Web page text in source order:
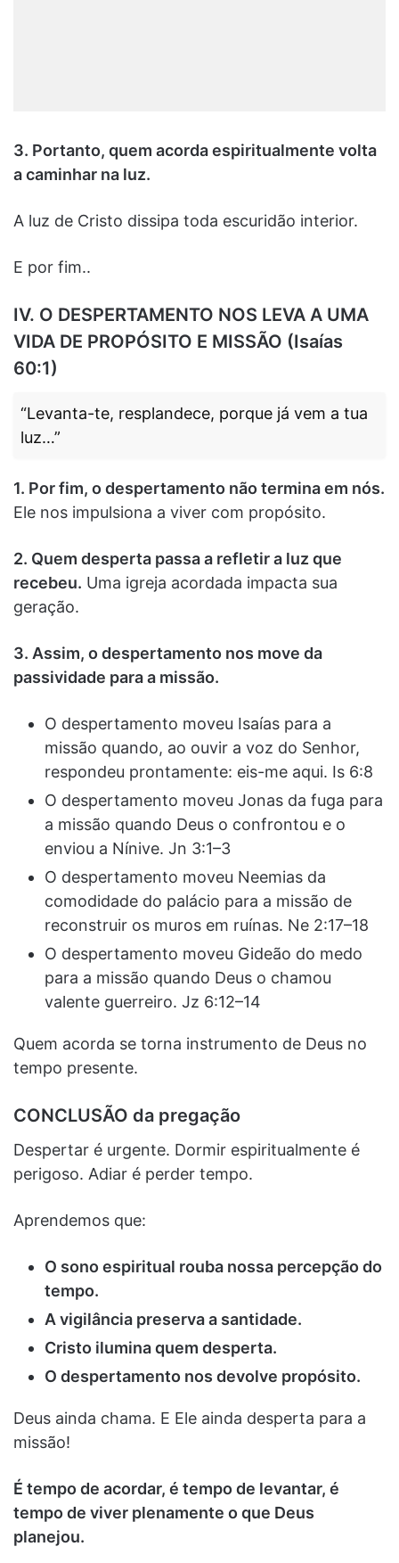
3. Portanto, quem acorda espiritualmente volta
a caminhar na luz.
A luz de Cristo dissipa toda escuridão interior.
E por fim..
IV. O DESPERTAMENTO NOS LEVA A UMA
VIDA DE PROPÓSITO E MISSÃO (Isaías
60:1)
“Levanta-te, resplandece, porque já vem a tua
luz…”
1. Por fim, o despertamento não termina em nós.
Ele nos impulsiona a viver com propósito.
2. Quem desperta passa a refletir a luz que
recebeu. Uma igreja acordada impacta sua
geração.
3. Assim, o despertamento nos move da
passividade para a missão.
O despertamento moveu Isaías para a
missão quando, ao ouvir a voz do Senhor,
respondeu prontamente: eis-me aqui. Is 6:8
O despertamento moveu Jonas da fuga para
a missão quando Deus o confrontou e o
enviou a Nínive. Jn 3:1–3
O despertamento moveu Neemias da
comodidade do palácio para a missão de
reconstruir os muros em ruínas. Ne 2:17–18
O despertamento moveu Gideão do medo
para a missão quando Deus o chamou
valente guerreiro. Jz 6:12–14
Quem acorda se torna instrumento de Deus no
tempo presente.
CONCLUSÃO da pregação
Despertar é urgente. Dormir espiritualmente é
perigoso. Adiar é perder tempo.
Aprendemos que:
O sono espiritual rouba nossa percepção do
tempo.
A vigilância preserva a santidade.
Cristo ilumina quem desperta.
O despertamento nos devolve propósito.
Deus ainda chama. E Ele ainda desperta para a
missão!
É tempo de acordar, é tempo de levantar, é
tempo de viver plenamente o que Deus
planejou.